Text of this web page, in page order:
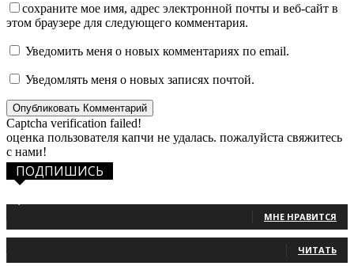
сохраните мое имя, адрес электронной почты и веб-сайт в
этом браузере для следующего комментария.
Уведомить меня о новых комментариях по email.
Уведомлять меня о новых записях почтой.
Captcha verification failed!
оценка пользователя капчи не удалась. пожалуйста свяжитесь
с нами!
ПОДПИШИСЬ
МНЕ НРАВИТСЯ
ЧИТАТЬ